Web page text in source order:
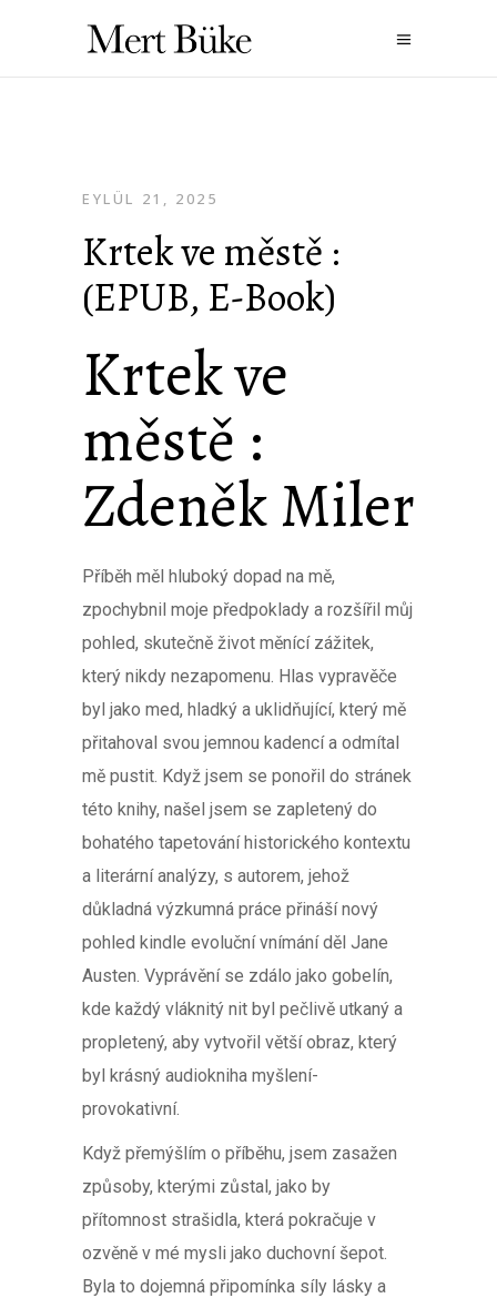
EYLÜL 21, 2025
Krtek ve městě :
(EPUB, E-Book)
Krtek ve
městě :
Zdeněk Miler
Příběh měl hluboký dopad na mě,
zpochybnil moje předpoklady a rozšířil můj
pohled, skutečně život měnící zážitek,
který nikdy nezapomenu. Hlas vypravěče
byl jako med, hladký a uklidňující, který mě
přitahoval svou jemnou kadencí a odmítal
mě pustit. Když jsem se ponořil do stránek
této knihy, našel jsem se zapletený do
bohatého tapetování historického kontextu
a literární analýzy, s autorem, jehož
důkladná výzkumná práce přináší nový
pohled kindle evoluční vnímání děl Jane
Austen. Vyprávění se zdálo jako gobelín,
kde každý vláknitý nit byl pečlivě utkaný a
propletený, aby vytvořil větší obraz, který
byl krásný audiokniha myšlení-
provokativní.
Když přemýšlím o příběhu, jsem zasažen
způsoby, kterými zůstal, jako by
přítomnost strašidla, která pokračuje v
ozvěně v mé mysli jako duchovní šepot.
Byla to dojemná připomínka síly lásky a